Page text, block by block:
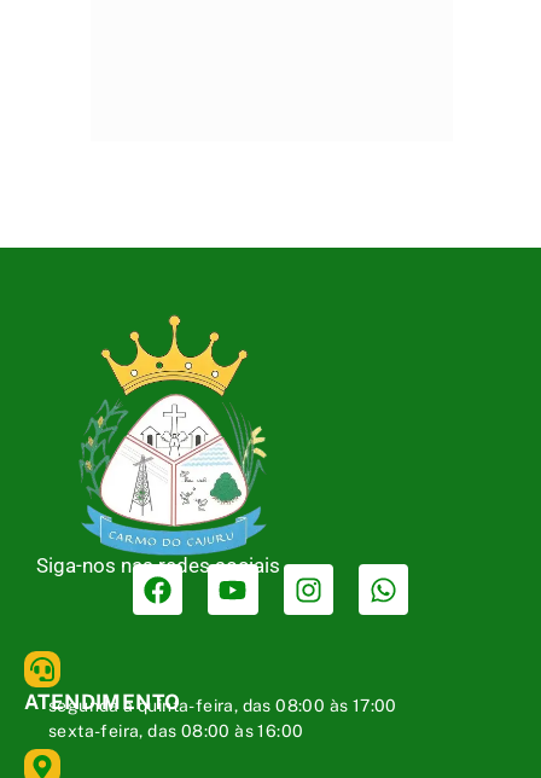
Siga-nos nas redes sociais
ATENDIMENTO
segunda a quinta-feira, das 08:00 às 17:00
sexta-feira, das 08:00 às 16:00
ENDEREÇO
Av. José Marra Silva, 175 – Centro – Carmo do Cajuru – MG
CEP: 35557-000
TELEFONE
(37) 3244-2160
E-MAIL
secretaria@camaracarmodocajuru.mg.gov.br